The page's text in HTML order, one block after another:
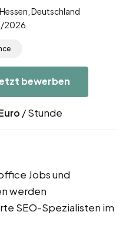
Deutschland
2026
bewerben
/ Stunde
Jobs und
werden
SEO-Spezialisten im